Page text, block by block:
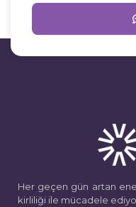
Her geçen gün artan
kirliliği ile mücadele